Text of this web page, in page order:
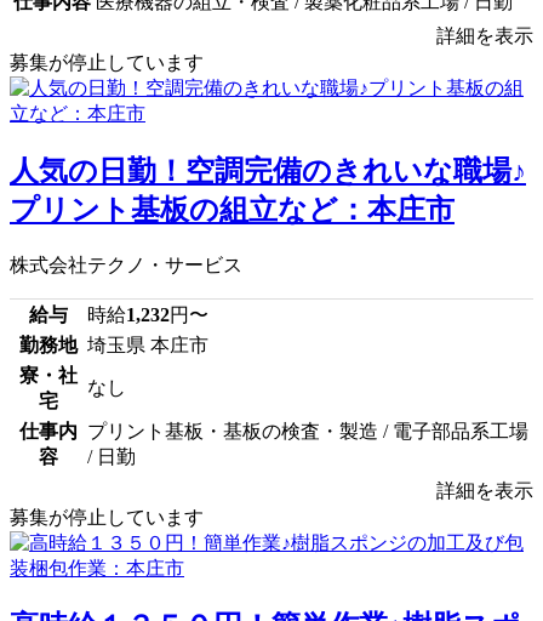
詳細を表示
募集が停止しています
人気の日勤！空調完備のきれいな職場♪
プリント基板の組立など：本庄市
株式会社テクノ・サービス
給与 時給1,232円〜
勤務地 埼玉県 本庄市
寮・社
宅
なし
仕事内
容
プリント基板・基板の検査・製造 / 電子部品系工場
/ 日勤
詳細を表示
募集が停止しています